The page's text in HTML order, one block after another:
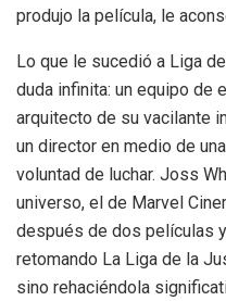
produjo la película, le
Lo que le sucedió a Liga
duda infinita: un equipo de
arquitecto de su vacilante
un director en medio de
voluntad de luchar. Joss
universo, el de Marvel
después de dos películas
retomando La Liga de la
sino rehaciéndola